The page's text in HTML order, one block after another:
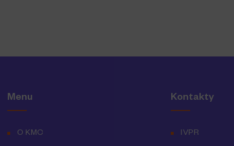
Menu
O KMC
Kontakty
IVPR